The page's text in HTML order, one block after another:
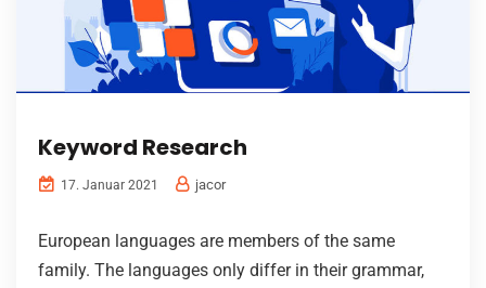
Keyword Research
17. Januar 2021 jacor
European languages are members of the same
family. The languages only differ in their grammar,